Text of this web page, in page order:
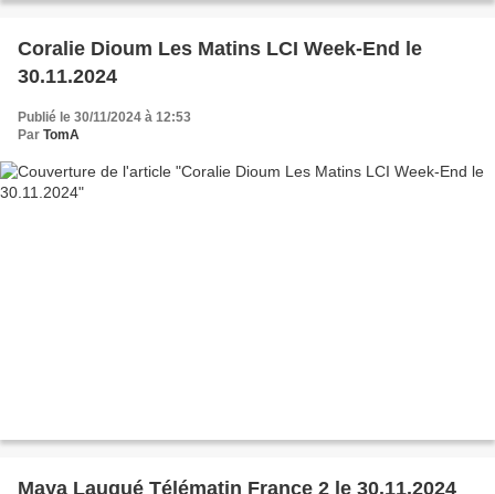
Coralie Dioum Les Matins LCI Week-End le
30.11.2024
Publié le 30/11/2024 à 12:53
Par TomA
Maya Lauqué Télématin France 2 le 30.11.2024